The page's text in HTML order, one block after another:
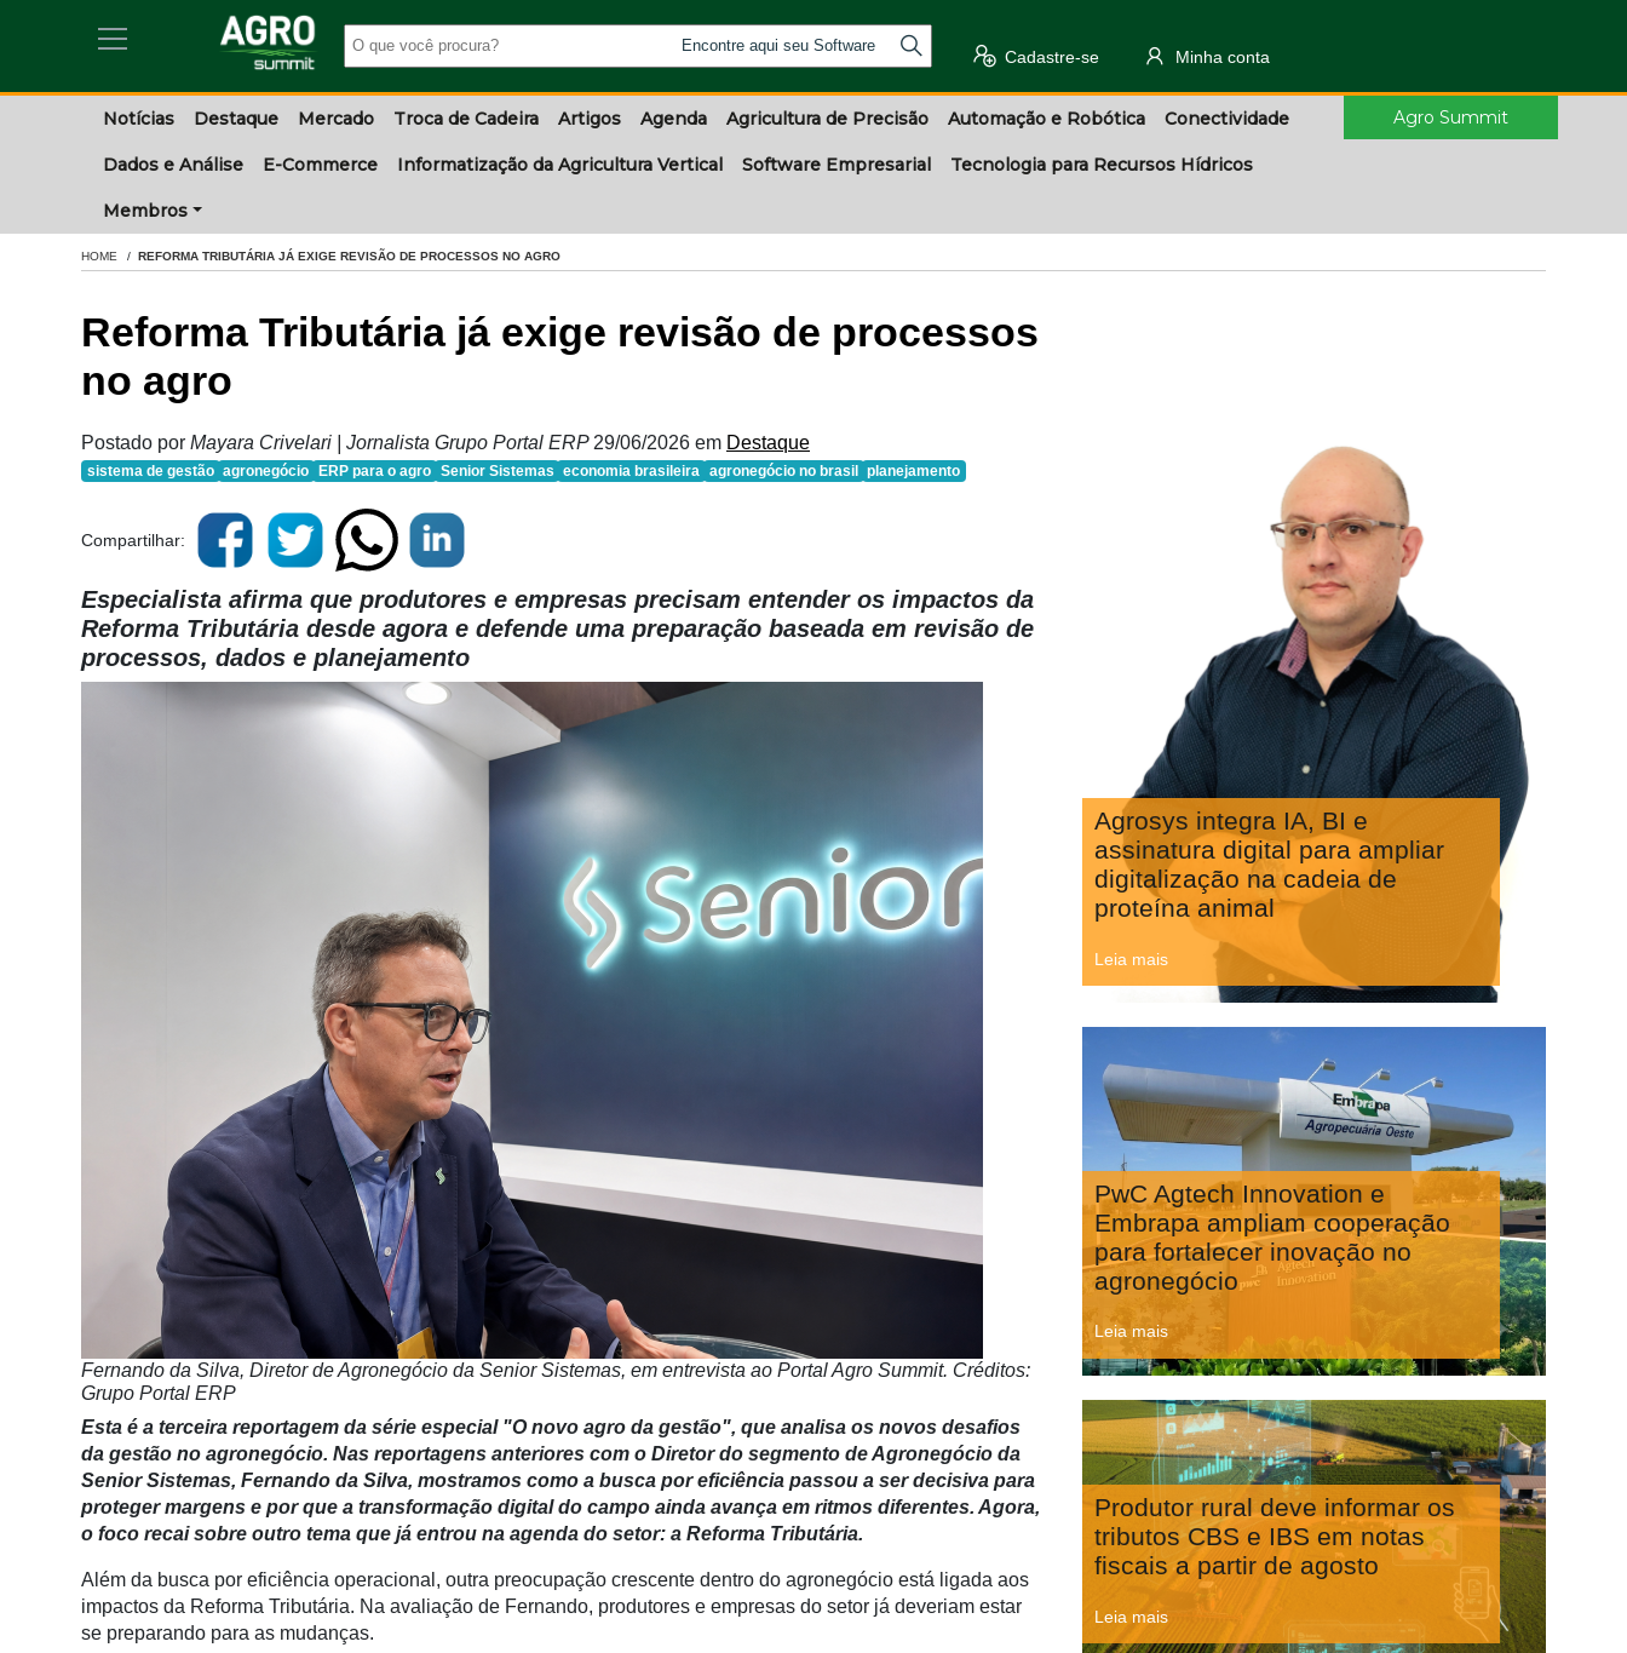
Agricultura
Automação
Robótica
Conectividade
Encontre aqui seu Software
Cadastre-se Minha conta
Notícias Destaque Mercado Troca de Cadeira Artigos Agenda Agricultura de Precisão Automação e Robótica Conectividade
Dados e Análise E-Commerce Informatização da Agricultura Vertical Software Empresarial Tecnologia para Recursos Hídricos
Membros
Agro Summit
HOME REFORMA TRIBUTÁRIA JÁ EXIGE REVISÃO DE PROCESSOS NO AGRO
Reforma Tributária já exige revisão de processos
no agro
Postado por Mayara Crivelari | Jornalista Grupo Portal ERP 29/06/2026 em Destaque
sistema de gestão agronegócio ERP para o agro Senior Sistemas economia brasileira agronegócio no brasil planejamento
Compartilhar:
Especialista afirma que produtores e empresas precisam entender os impactos da
Reforma Tributária desde agora e defende uma preparação baseada em revisão de
processos, dados e planejamento
Fernando da Silva, Diretor de Agronegócio da Senior Sistemas, em entrevista ao Portal Agro Summit. Créditos:
Grupo Portal ERP
Esta é a terceira reportagem da série especial "O novo agro da gestão", que analisa os novos desafios
da gestão no agronegócio. Nas reportagens anteriores com o Diretor do segmento de Agronegócio da
Senior Sistemas, Fernando da Silva, mostramos como a busca por eficiência passou a ser decisiva para
proteger margens e por que a transformação digital do campo ainda avança em ritmos diferentes. Agora,
o foco recai sobre outro tema que já entrou na agenda do setor: a Reforma Tributária.
Além da busca por eficiência operacional, outra preocupação crescente dentro do agronegócio está ligada aos
impactos da Reforma Tributária. Na avaliação de Fernando, produtores e empresas do setor já deveriam estar
se preparando para as mudanças.
Agrosys integra IA, BI e
assinatura digital para ampliar
digitalização na cadeia de
proteína animal
Leia mais
PwC Agtech Innovation e
Embrapa ampliam cooperação
para fortalecer inovação no
agronegócio
Leia mais
Produtor rural deve informar os
tributos CBS e IBS em notas
fiscais a partir de agosto
Leia mais